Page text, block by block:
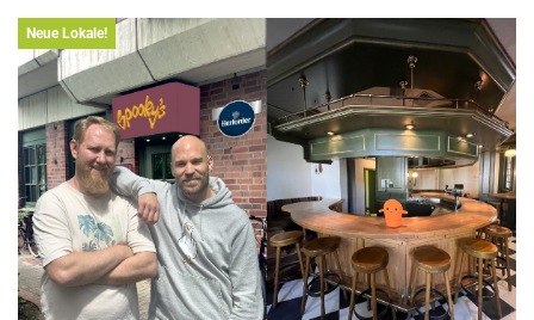
Neue Lokale!